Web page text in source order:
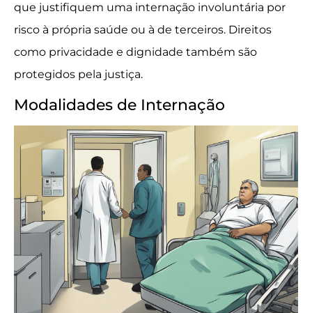
que justifiquem uma internação involuntária por
risco à própria saúde ou à de terceiros. Direitos
como privacidade e dignidade também são
protegidos pela justiça.
Modalidades de Internação